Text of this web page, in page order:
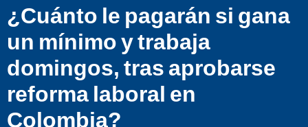
¿Cuánto le pagarán si gana
un mínimo y trabaja
domingos, tras aprobarse
reforma laboral en
Colombia?